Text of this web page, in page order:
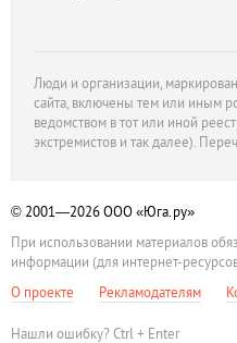
Люди и организации,
сайта, включены тем или иным
ведомством в тот или иной
экстремистов и так далее).
© 2001—2026ООО «Юга.ру»
При использовании материалов
информации (для интернет-
О проекте
Рекламодателям
Нашли ошибку? Ctrl + Enter